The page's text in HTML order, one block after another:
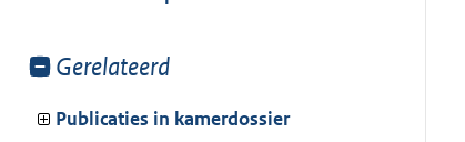
Toon
van:
Gerelateerd
Publicaties in kamerdossier